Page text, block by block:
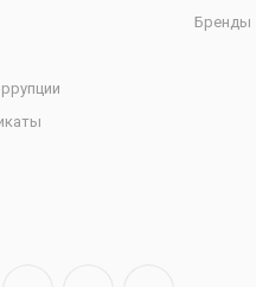
Бренды